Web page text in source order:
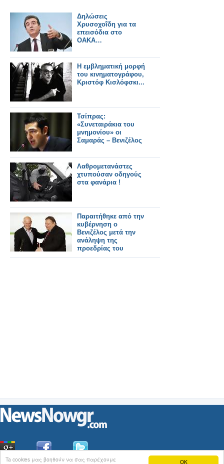
OK
Ta cookies μας βοηθούν να σας παρέχουμε
Δηλώσεις
Χρυσοχοΐδη για τα
επεισόδια στο
ΟΑΚΑ…
Η εμβληματική μορφή
του κινηματογράφου,
Κριστόφ Κισλόφσκι...
Τσίπρας:
«Συνεταιράκια του
μνημονίου» οι
Σαμαράς – Βενιζέλος
Λαθρομετανάστες
χτυπούσαν οδηγούς
στα φανάρια !
Παραιτήθηκε από την
κυβέρνηση ο
Βενιζέλος μετά την
ανάληψη της
προεδρίας του
ΠΑΣΟΚ